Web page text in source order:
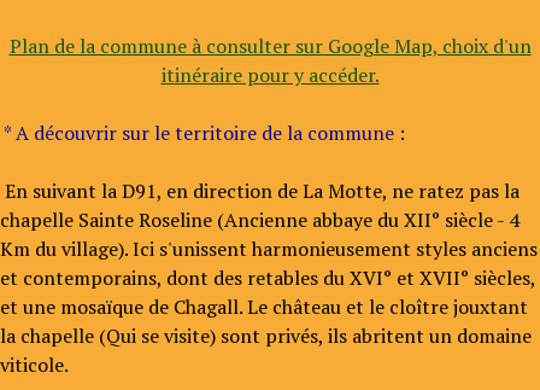
Plan de la commune à consulter sur Google Map, choix d'un
itinéraire pour y accéder.
* A découvrir sur le territoire de la commune :
En suivant la D91, en direction de La Motte, ne ratez pas la
chapelle Sainte Roseline (Ancienne abbaye du XII° siècle - 4
Km du village). Ici s'unissent harmonieusement styles anciens
et contemporains, dont des retables du XVI° et XVII° siècles,
et une mosaïque de Chagall. Le château et le cloître jouxtant
la chapelle (Qui se visite) sont privés, ils abritent un domaine
viticole.